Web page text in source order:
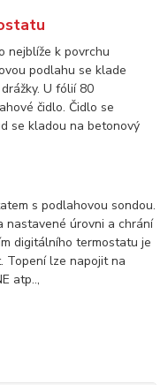
nejblíže k povrchu
podlahu se klade
U fólií 80
čidlo. Čidlo se
se kladou na betonový
s podlahovou sondou.
nastavené úrovni a chrání
digitálního termostatu je
Topení lze napojit na
atp..,